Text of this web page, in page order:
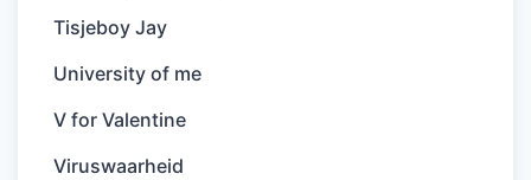
Tisjeboy Jay
University of me
V for Valentine
Viruswaarheid